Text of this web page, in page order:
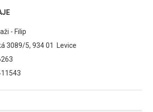
- Filip
3089/5, 934 01 Levice